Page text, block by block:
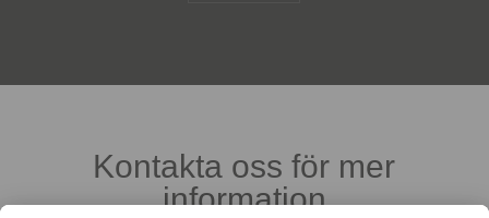
Kontakta oss för mer
information